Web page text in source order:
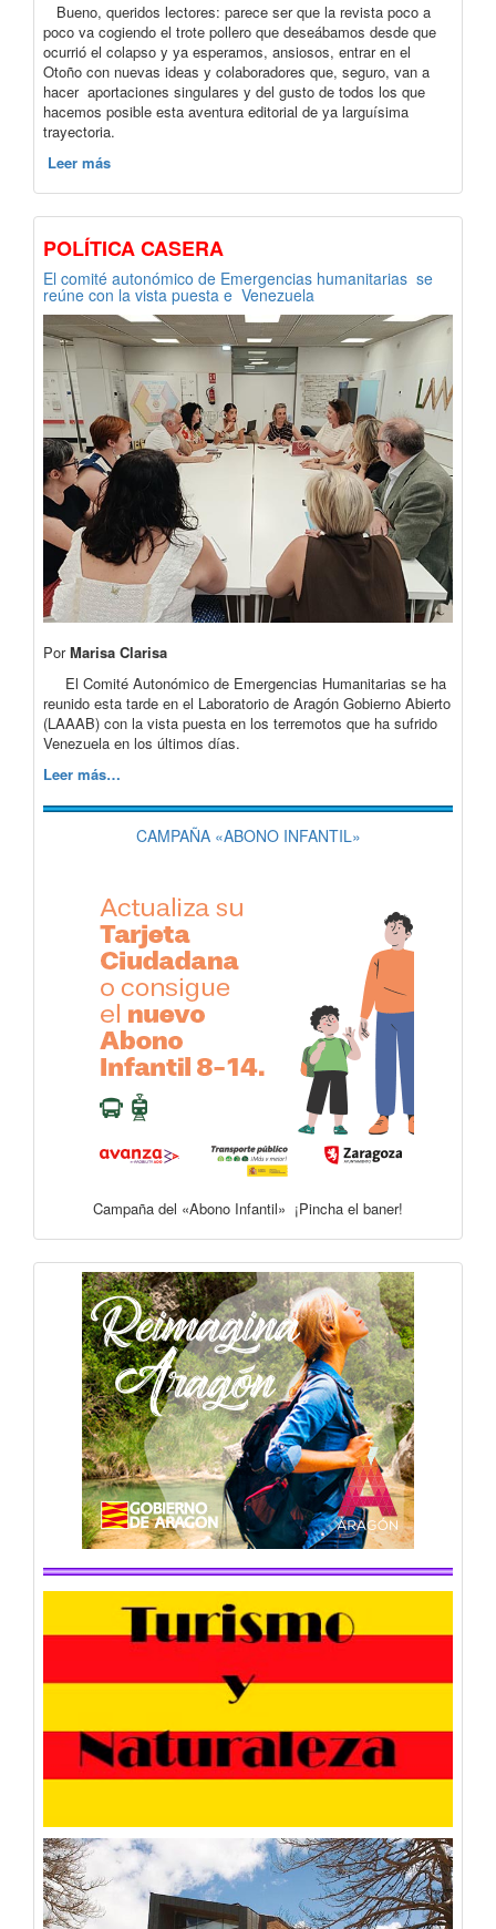
Bueno, queridos lectores: parece ser que la revista poco a
poco va cogiendo el trote pollero que deseábamos desde que
ocurrió el colapso y ya esperamos, ansiosos, entrar en el
Otoño con nuevas ideas y colaboradores que, seguro, van a
hacer aportaciones singulares y del gusto de todos los que
hacemos posible esta aventura editorial de ya larguísima
trayectoria.
Leer más
POLÍTICA CASERA
El comité autonómico de Emergencias humanitarias se
reúne con la vista puesta e Venezuela
PorMarisa Clarisa
El Comité Autonómico de Emergencias Humanitarias se ha
reunido esta tarde en el Laboratorio de Aragón Gobierno Abierto
(LAAAB) con la vista puesta en los terremotos que ha sufrido
Venezuela en los últimos días.
Leer más…
CAMPAÑA «ABONO INFANTIL»
Campaña del «Abono Infantil» ¡Pincha el baner!